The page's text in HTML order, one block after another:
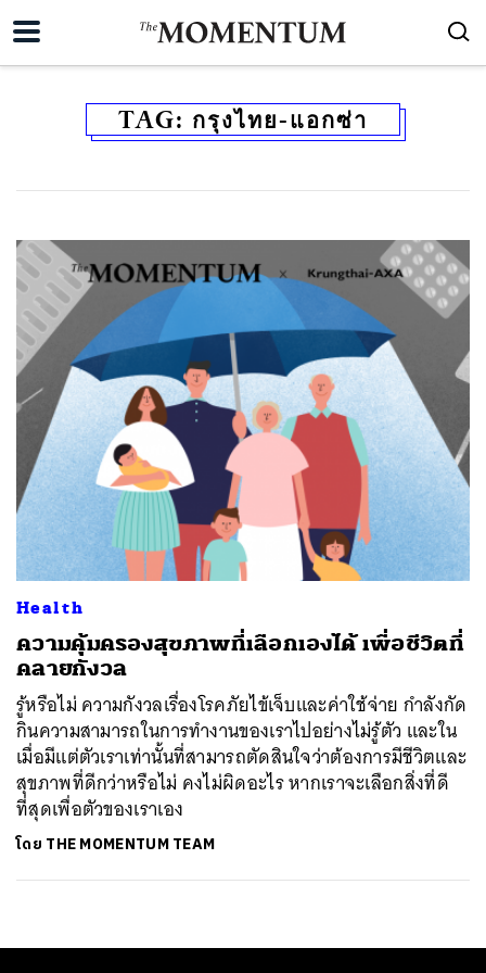
TAG: กรุงไทย-แอกซ่า
Health
ความคุ้มครองสุขภาพที่เลือกเองได้ เพื่อชีวิตที่
คลายกังวล
รู้หรือไม่ ความกังวลเรื่องโรคภัยไข้เจ็บและค่าใช้จ่าย กำลังกัด
กินความสามารถในการทำงานของเราไปอย่างไม่รู้ตัว และใน
เมื่อมีแต่ตัวเราเท่านั้นที่สามารถตัดสินใจว่าต้องการมีชีวิตและ
สุขภาพที่ดีกว่าหรือไม่ คงไม่ผิดอะไร หากเราจะเลือกสิ่งที่ดี
ที่สุดเพื่อตัวของเราเอง
โดย THE MOMENTUM TEAM
ค้นหา
SHARE TWEET LINE EMAIL